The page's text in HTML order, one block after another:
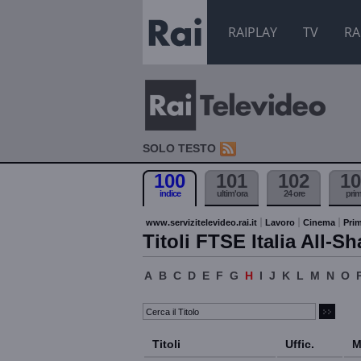
RAIPLAY TV
SOLO TESTO
100
indice
101
ultim'ora
102
24 ore
www.servizitelevideo.rai.it Lavoro Cinema
Titoli FTSE Italia All-
A B C D E F G H I J K L M N O
Titoli Uffic.